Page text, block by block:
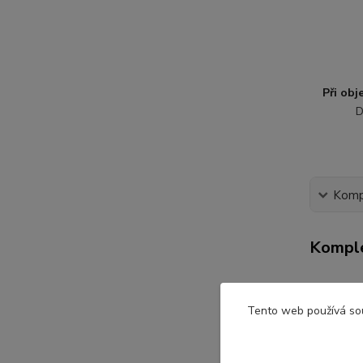
Při
Tento web používá